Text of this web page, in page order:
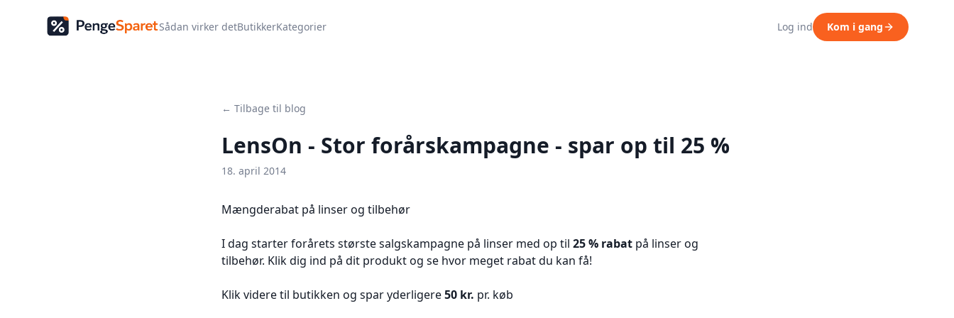
Sådan virker detButikkerKategorier Log ind Kom i gang
← Tilbage til blog
LensOn - Stor forårskampagne - spar op til 25 %
18. april 2014
Mængderabat på linser og tilbehør
I dag starter forårets største salgskampagne på linser med op til 25 % rabat på linser og
tilbehør. Klik dig ind på dit produkt og se hvor meget rabat du kan få!
Klik videre til butikken og spar yderligere50 kr. pr. køb